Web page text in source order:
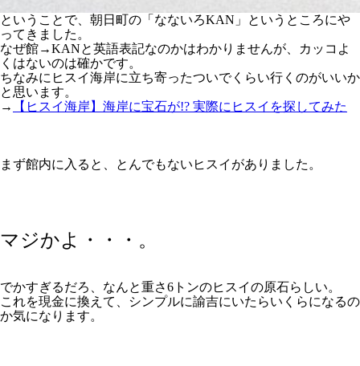
ということで、朝日町の「なないろKAN」というところにや
ってきました。
なぜ館→KANと英語表記なのかはわかりませんが、カッコよ
くはないのは確かです。
ちなみにヒスイ海岸に立ち寄ったついでくらい行くのがいいか
と思います。
→
【ヒスイ海岸】海岸に宝石が!? 実際にヒスイを探してみた
まず館内に入ると、とんでもないヒスイがありました。
マジかよ・・・。
でかすぎるだろ、なんと重さ6トンのヒスイの原石らしい。
これを現金に換えて、シンプルに諭吉にいたらいくらになるの
か気になります。